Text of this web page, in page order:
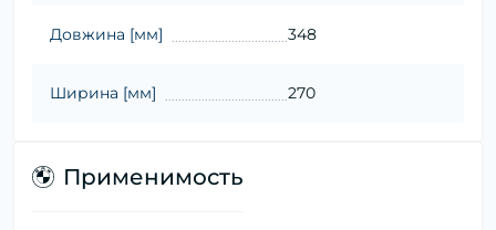
Довжина [мм] 348
Ширина [мм] 270
Применимость